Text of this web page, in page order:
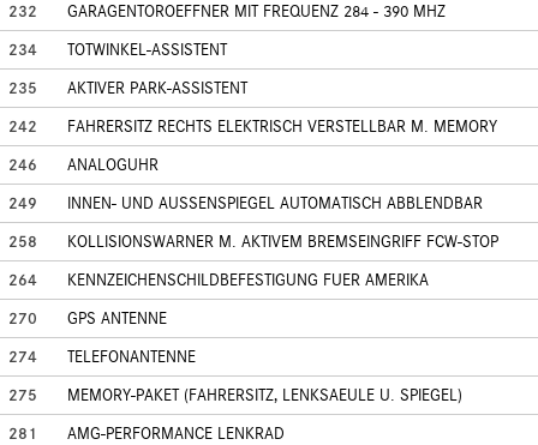
232
GARAGENTOROEFFNER MIT FREQUENZ 284 - 390 MHZ
234
TOTWINKEL-ASSISTENT
235
AKTIVER PARK-ASSISTENT
242
FAHRERSITZ RECHTS ELEKTRISCH VERSTELLBAR M. MEMORY
246
ANALOGUHR
249
INNEN- UND AUSSENSPIEGEL AUTOMATISCH ABBLENDBAR
258
KOLLISIONSWARNER M. AKTIVEM BREMSEINGRIFF FCW-STOP
264
KENNZEICHENSCHILDBEFESTIGUNG FUER AMERIKA
270
GPS ANTENNE
274
TELEFONANTENNE
275
MEMORY-PAKET (FAHRERSITZ, LENKSAEULE U. SPIEGEL)
281
AMG-PERFORMANCE LENKRAD